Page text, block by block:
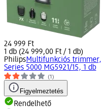
24 999 Ft
1 db (24 999,00 Ft / 1 db)
PhilipsMultifunkciós trimmer,
Series 5000 MG5921/15, 1 db
(1)
Figyelmeztetés
Rendelhető